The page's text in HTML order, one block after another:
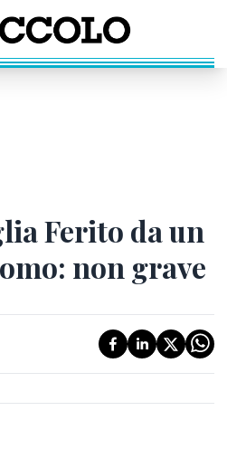
Ferito da un
non grave